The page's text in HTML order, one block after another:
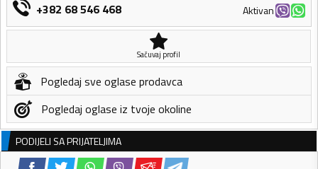
+382 68 546 468 Aktivan
Sačuvaj profil
Pogledaj sve oglase prodavca
Pogledaj oglase iz tvoje okoline
PODIJELI SA PRIJATELJIMA